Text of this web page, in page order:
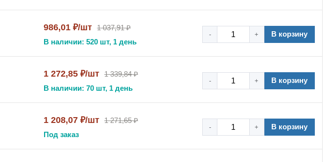
986,01 ₽/шт 1 037,91 ₽
В наличии: 520 шт, 1 день
- + В корзину
1 272,85 ₽/шт 1 339,84 ₽
В наличии: 70 шт, 1 день
- + В корзину
1 208,07 ₽/шт 1 271,65 ₽
Под заказ
- + В корзину